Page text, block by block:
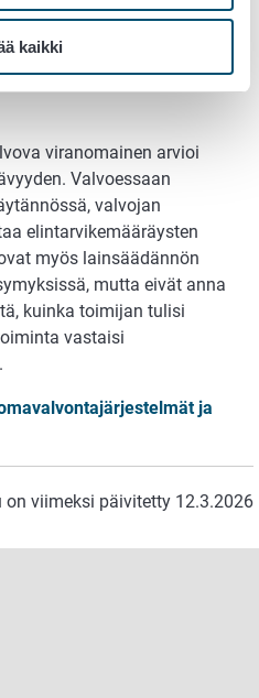
kaikki
toimijan
viranomainen arvioi
Valvoessaan
valvojan
elintarvikemääräysten
myös lainsäädännön
mutta eivät anna
kuinka toimijan tulisi
vastaisi
ja
on viimeksi päivitetty 12.3.2026